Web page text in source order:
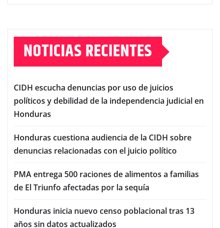
NOTICIAS RECIENTES
CIDH escucha denuncias por uso de juicios
políticos y debilidad de la independencia judicial en
Honduras
Honduras cuestiona audiencia de la CIDH sobre
denuncias relacionadas con el juicio político
PMA entrega 500 raciones de alimentos a familias
de El Triunfo afectadas por la sequía
Honduras inicia nuevo censo poblacional tras 13
años sin datos actualizados